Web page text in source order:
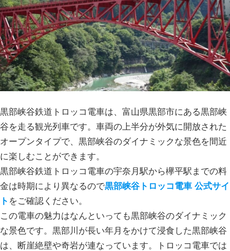
黒部峡谷鉄道トロッコ電車は、富山県黒部市にある黒部峡
谷を走る観光列車です。車両の上半分が外気に開放された
オープンタイプで、黒部峡谷のダイナミックな景色を間近
に楽しむことができます。
黒部峡谷鉄道トロッコ電車の宇奈月駅から欅平駅までの料
金は時期により異なるので黒部峡谷トロッコ電車 公式サイ
ト をご確認ください。
この電車の魅力はなんといっても黒部峡谷のダイナミック
な景色です。黒部川が長い年月をかけて浸食した黒部峡谷
は、断崖絶壁や奇岩が連なっています。トロッコ電車では